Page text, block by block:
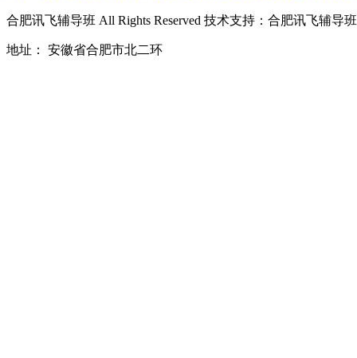
合肥讯飞辅导班 All Rights Reserved 技术支持： 合肥讯飞辅导班
地址： 安徽省合肥市北二环